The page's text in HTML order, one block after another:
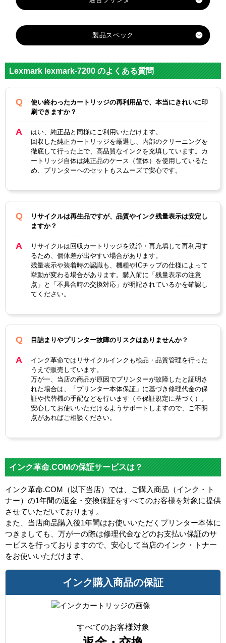
製品スペック
メーカー
レックスマーク
純正型番
LEXMARK
70/12A1970（
LEXMARK
80/12A1980（
カラー）
カラー ブラック
顔料・染料 染料
ICチップ あり
Lexmark lexmark-7200 のよくある質問
使い終わったカートリッジの再利用品で、本当にきれいに印
刷できますか？
はい、純正品と同様にご利用いただけます。
回収した純正カートリッジを厳選し、内部のクリーニングを
徹底して行った上で、高品質なインクを充填しています。カ
ートリッジ自体は純正品のケース（筐体）を使用しているた
め、プリンターへのセットもスムーズで安心です。
リサイクルは再生品ですが、品質やインク残量表示は安定し
ますか？
リサイクルは回収カートリッジを洗浄・再充填して再利用す
るため、個体差が出やすい場合があります。
残量表示や装着時の認識も、機種やICチップの仕様によって
挙動が変わる場合があります。購入前に「残量表示の注意
点」と「不具合時の交換対応」が明記されているかを確認し
てください。
目詰まりやプリンター故障のリスクはありませんか？
インク革命ではリサイクルインクも検品・品質管理を行った
うえで販売しています。
万が一、当店の商品が原因でプリンターが故障したと証明さ
れた場合は、「プリンター本体保証」に基づき修理代金の保
証や代替機の手配などを行います（※保証規定に基づく）。
安心してお使いいただけるようサポートしますので、ご不明
点があればご相談ください。
インク革命.COMの保証サービスは？
インク革命.COM（以下当店）では、ご購入商品（インク・ト
ナー）の1年間の返金・交換保証をすべてのお客様を対象に提供
させていただいております。
また、当店商品購入後1年間はお使いいただくプリンター本体に
つきましても、万が一の際は修理代金などのお支払い保証のサ
ービスを行っておりますので、安心して当店のインク・トナー
をお使いいただけます。
インク購入商品の保証
すべてのお客様対象